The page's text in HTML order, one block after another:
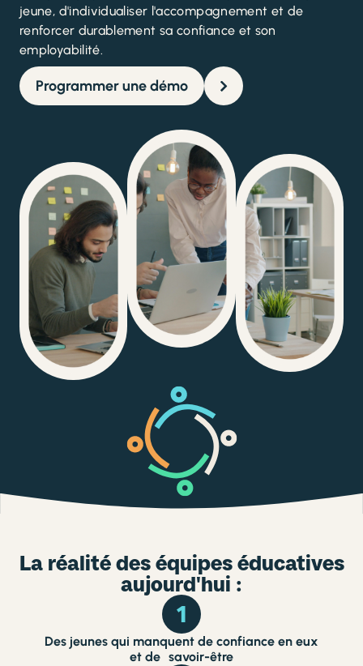
jeune, d'individualiser l'accompagnement et de
renforcer durablement sa confiance et son
employabilité.
Programmer une démo
La réalité des équipes éducatives
aujourd'hui :
1
Des jeunes qui manquent de confiance en eux
et de savoir-être